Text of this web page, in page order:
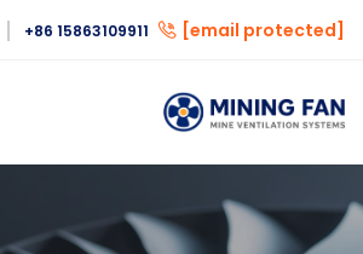
[email protected]
+86 15863109911